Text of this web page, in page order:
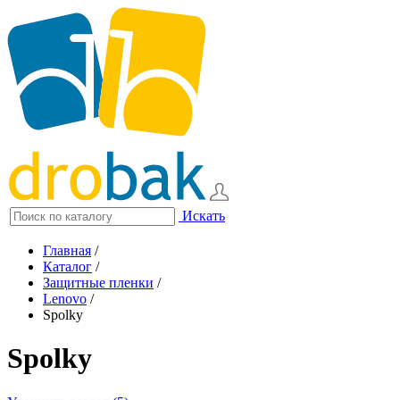
Искать
Главная /
Каталог /
Защитные пленки /
Lenovo /
Spolky
Spolky